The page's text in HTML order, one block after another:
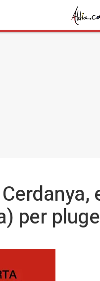
per